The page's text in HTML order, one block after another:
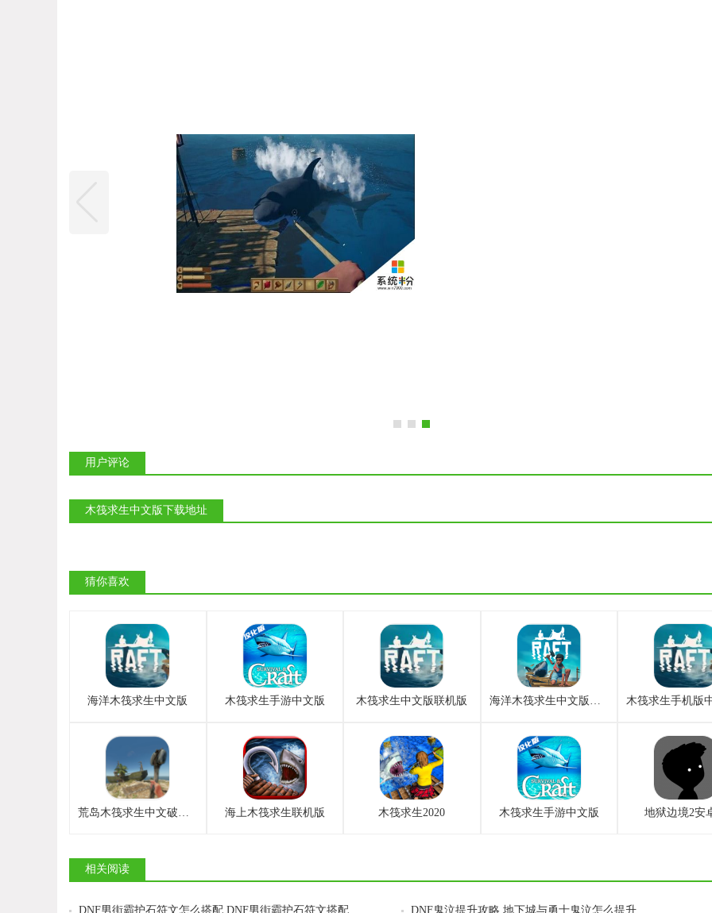
用户评论
木筏求生中文版下载地址
猜你喜欢
海洋木筏求生中文版 木筏求生手游中文版 木筏求生中文版联机版 海洋木筏求生中文版最新版
荒岛木筏求生中文破解版 海上木筏求生联机版 木筏求生2020 木筏求生手游中文版 地狱边境2安
相关阅读
DNF鬼泣提升攻略 地下城与勇士鬼泣怎么提升